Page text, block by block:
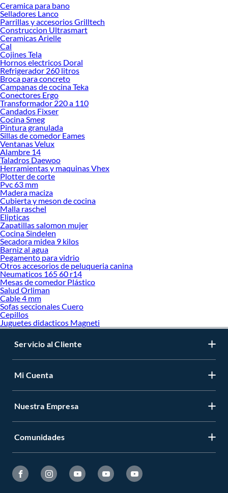
Desde remodelaciones hasta proyectos de decoración, estamos aquí para hacer
tus ideas realidad. ¡Visítanos y encuentra todo lo que tenemos para ofrecerte en
Plancha de pelo!
Explora la variedad de productos de Plancha de pelo en Sodimac
Herramientas, materiales y accesorios de calidad para tus proyectos y
renovación de espacios. ¡Visítanos y descubre todo lo que tenemos para
ofrecerte!
Encuentra una amplia variedad de productos de Plancha de pelo en Sodimac.
Encuentra todo lo necesario para tus proyectos de renovación y decoración.
¡Visítanos y haz tus ideas realidad!
Ceramica para bano
Selladores Lanco
Parrillas y accesorios Grilltech
Construccion Ultrasmart
Ceramicas Arielle
Cal
Cojines Tela
Hornos electricos Doral
Refrigerador 260 litros
Broca para concreto
Campanas de cocina Teka
Conectores Ergo
Transformador 220 a 110
Candados Fixser
Cocina Smeg
Pintura granulada
Sillas de comedor Eames
Ventanas Velux
Alambre 14
Taladros Daewoo
Herramientas y maquinas Vhex
Plotter de corte
Pvc 63 mm
Madera maciza
Cubierta y meson de cocina
Malla raschel
Elipticas
Zapatillas salomon mujer
Cocina Sindelen
Secadora midea 9 kilos
Barniz al agua
Pegamento para vidrio
Otros accesorios de peluqueria canina
Neumaticos 165 60 r14
Mesas de comedor Plástico
Salud Orliman
Cable 4 mm
Sofas seccionales Cuero
Cepillos
Juguetes didacticos Magneti
Servicio al Cliente
Mi Cuenta
Nuestra Empresa
Comunidades